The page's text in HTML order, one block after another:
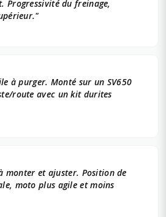
Progressivité du freinage,
à purger. Monté sur un SV650
route avec un kit durites
et ajuster. Position de
moto plus agile et moins